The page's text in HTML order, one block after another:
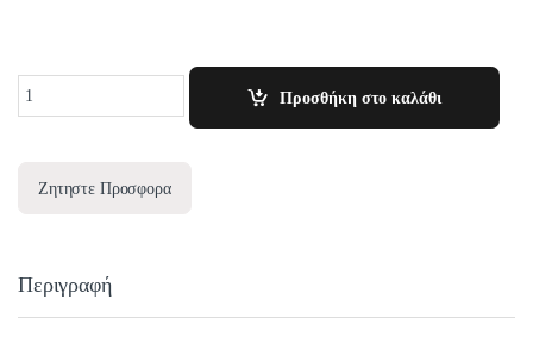
Προσθήκη στο καλάθι
Ζητηστε Προσφορα
Περιγραφή